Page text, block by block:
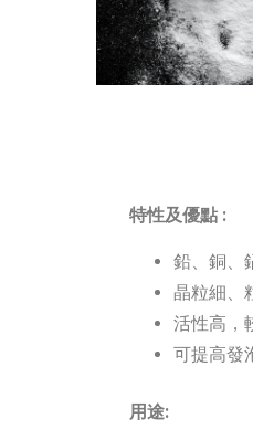
特性及優點 :
鉛、銅、
晶粒細、
活性高，
可提高發
用途: